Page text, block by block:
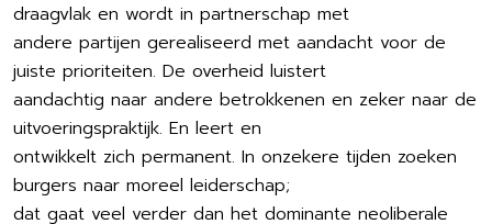
draagvlak en wordt in partnerschap met
andere partijen gerealiseerd met aandacht voor de
juiste prioriteiten. De overheid luistert
aandachtig naar andere betrokkenen en zeker naar de
uitvoeringspraktijk. En leert en
ontwikkelt zich permanent. In onzekere tijden zoeken
burgers naar moreel leiderschap;
dat gaat veel verder dan het dominante neoliberale